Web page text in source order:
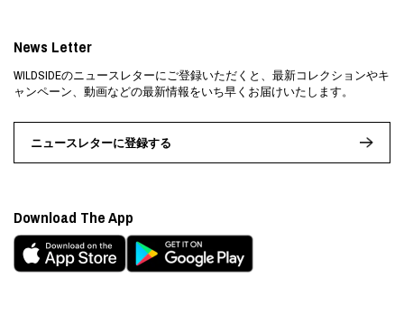
News Letter
WILDSIDEのニュースレターにご登録いただくと、最新コレクションやキ
ャンペーン、動画などの最新情報をいち早くお届けいたします。
ニュースレターに登録する
Download The App